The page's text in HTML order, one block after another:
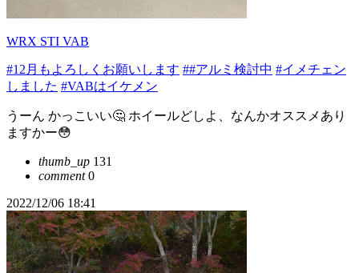
WRX STI VAB
#12月もよろしくお願いします ##アルミ検討中 #イメチェン
しました #VABはイケメン
うーん かっこいい🤔 ホイールどしよ、なんかオススメあり
ますかー😳
thumb_up 131
comment0
2022/12/06 18:41